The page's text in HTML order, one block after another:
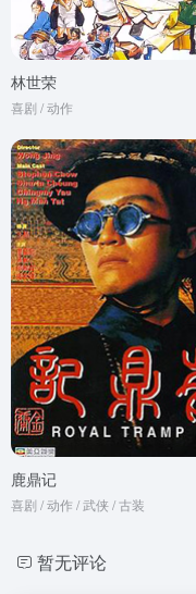
林世荣
喜剧 / 动作
鹿鼎记
喜剧 / 动作 / 武侠 / 古装
暂无评论